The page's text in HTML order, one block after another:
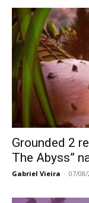
Grounded 2
The Abyss”
Gabriel Vieira - 07/08/